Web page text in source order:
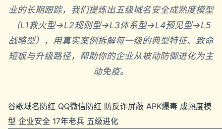
业的长期跟踪，我们提炼出五级域名安全成熟度模型
（L1救火型→L2规则型→L3体系型→L4预见型→L5
战略型），用真实案例拆解每一级的典型特征、致命
短板与升级路径，帮助你的企业从被动防御进化为主
动免疫。
谷歌域名防红 QQ微信防红 防反诈屏蔽 APK爆毒 成熟度模
型 企业安全 17年老兵 五级进化